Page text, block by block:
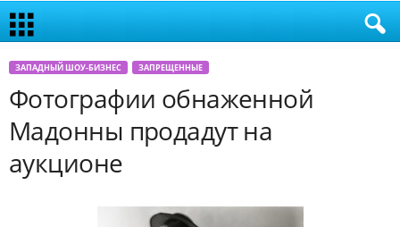
ЗАПАДНЫЙ ШОУ-БИЗНЕС ЗАПРЕЩЕННЫЕ
Фотографии обнаженной
Мадонны продадут на
аукционе